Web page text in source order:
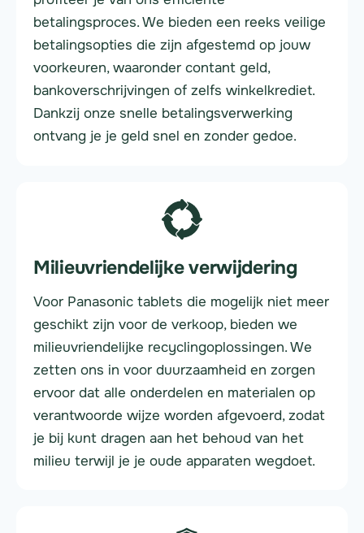
betalingsproces. We bieden een reeks veilige
betalingsopties die zijn afgestemd op jouw
voorkeuren, waaronder contant geld,
bankoverschrijvingen of zelfs winkelkrediet.
Dankzij onze snelle betalingsverwerking
ontvang je je geld snel en zonder gedoe.
Milieuvriendelijke verwijdering
Voor Panasonic tablets die mogelijk niet meer
geschikt zijn voor de verkoop, bieden we
milieuvriendelijke recyclingoplossingen. We
zetten ons in voor duurzaamheid en zorgen
ervoor dat alle onderdelen en materialen op
verantwoorde wijze worden afgevoerd, zodat
je bij kunt dragen aan het behoud van het
milieu terwijl je je oude apparaten wegdoet.